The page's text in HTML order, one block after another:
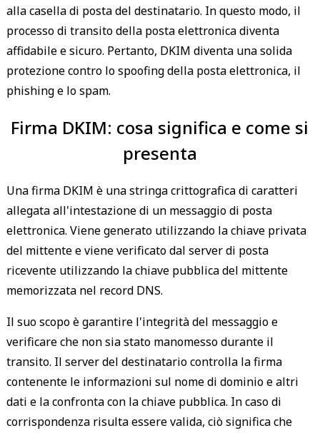
alla casella di posta del destinatario. In questo modo, il
processo di transito della posta elettronica diventa
affidabile e sicuro. Pertanto, DKIM diventa una solida
protezione contro lo spoofing della posta elettronica, il
phishing e lo spam.
Firma DKIM: cosa significa e come si
presenta
Una firma DKIM è una stringa crittografica di caratteri
allegata all'intestazione di un messaggio di posta
elettronica. Viene generato utilizzando la chiave privata
del mittente e viene verificato dal server di posta
ricevente utilizzando la chiave pubblica del mittente
memorizzata nel record DNS.
Il suo scopo è garantire l'integrità del messaggio e
verificare che non sia stato manomesso durante il
transito. Il server del destinatario controlla la firma
contenente le informazioni sul nome di dominio e altri
dati e la confronta con la chiave pubblica. In caso di
corrispondenza risulta essere valida, ciò significa che